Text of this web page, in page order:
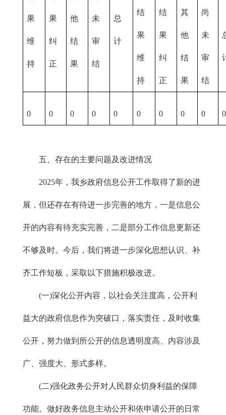
果
维
持
果
纠
正
他
结
果
未
审
结
总
计
结
果
维
持
结
果
纠
正
其
他
结
果
尚
未
审
结
0 0 0 0 0 0 0 0 0 0
五、存在的主要问题及改进情况
2025年，我乡政府信息公开工作取得了新的进
展，但还存在有待进一步完善的地方，一是信息公
开的内容有待充实完善，二是部分工作信息更新还
不够及时。今后，我们将进一步深化思想认识、补
齐工作短板，采取以下措施积极改进。
(一)深化公开内容，以社会关注度高，公开利
益大的政府信息作为突破口，落实责任，及时收集
公开，努力做到所公开的信息透明度高、内容涉及
广、强度大、形式多样。
(二)强化政务公开对人民群众切身利益的保障
功能。做好政务信息主动公开和依申请公开的日常